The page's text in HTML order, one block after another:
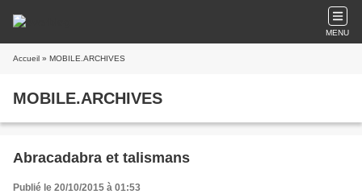
MENU
Accueil » MOBILE.ARCHIVES
MOBILE.ARCHIVES
Abracadabra et talismans
Publié le 20/10/2015 à 01:53